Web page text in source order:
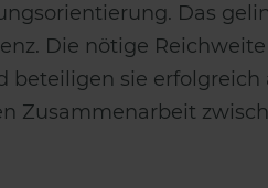
Das
Die nötige
sie
Zusammenarbeit